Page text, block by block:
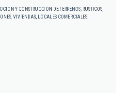
Y CONSTRUCCION DE TERRENOS, RUSTICOS,
VIVIENDAS, LOCALES COMERCIALES.